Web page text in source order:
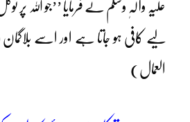
علیہ وآلہٖ وسلم نے فرمایا ’’جو اللہ پر
لیے کافی ہو جاتا ہے اور اسے
العمال)